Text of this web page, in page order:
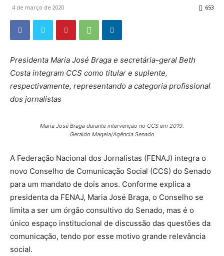
4 de março de 2020 653
Presidenta Maria José Braga e secretária-geral Beth
Costa integram CCS como titular e suplente,
respectivamente, representando a categoria profissional
dos jornalistas
Maria José Braga durante intervenção no CCS em 2019.
Geraldo Magela/Agência Senado
A Federação Nacional dos Jornalistas (FENAJ) integra o
novo Conselho de Comunicação Social (CCS) do Senado
para um mandato de dois anos. Conforme explica a
presidenta da FENAJ, Maria José Braga, o Conselho se
limita a ser um órgão consultivo do Senado, mas é o
único espaço institucional de discussão das questões da
comunicação, tendo por esse motivo grande relevância
social.